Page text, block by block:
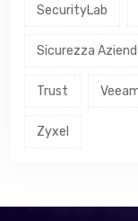
SecurityLab
Sicurezza
Trust
Zyxel